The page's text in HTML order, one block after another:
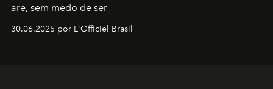
are, sem medo de ser
30.06.2025 por L'Officiel Brasil